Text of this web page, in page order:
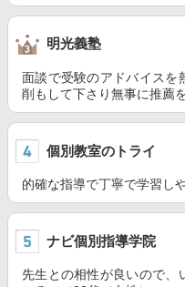
明光義塾
面談で受験のアドバイスを
削もして下さり無事に推薦
個別教室のトライ
的確な指導で丁寧で学習し
ナビ個別指導学院
先生との相性が良いので、